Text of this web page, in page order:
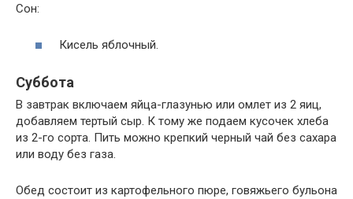
Сон:
Кисель яблочный.
Суббота
В завтрак включаем яйца-глазунью или омлет из 2 яиц,
добавляем тертый сыр. К тому же подаем кусочек хлеба
из 2-го сорта. Пить можно крепкий черный чай без сахара
или воду без газа.
Обед состоит из картофельного пюре, говяжьего бульона